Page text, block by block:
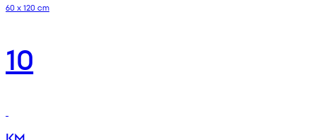
60 x 120 cm
10